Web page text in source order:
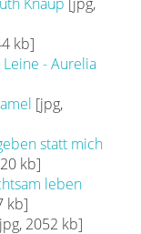
kb]
- Aurelia
[jpg,
statt mich
kb]
leben
kb]
2052 kb]